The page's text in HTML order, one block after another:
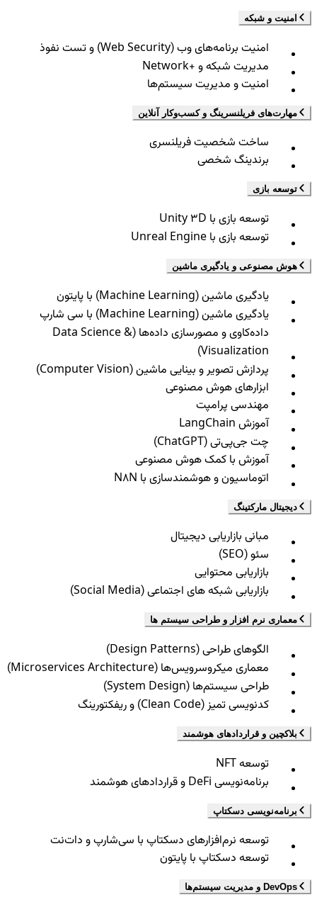
امنیت و شبکه
امنیت برنامه‌های وب (Web Security) و تست نفوذ
مدیریت شبکه و +Network
امنیت و مدیریت سیستم‌ها
مهارت‌های فریلنسرینگ و کسب‌وکار آنلاین
ساخت شخصیت فریلنسری
برندینگ شخصی
توسعه بازی
توسعه بازی با Unity 3D
توسعه بازی با Unreal Engine
هوش مصنوعی و یادگیری ماشین
یادگیری ماشین (Machine Learning) با پایتون
یادگیری ماشین (Machine Learning) با سی شارپ
داده‌کاوی و مصورسازی داده‌ها (Data Science &
Visualization)
پردازش تصویر و بینایی ماشین (Computer Vision)
ابزارهای هوش مصنوعی
مهندسی پرامپت
آموزش LangChain
چت جی‌پی‌تی (ChatGPT)
آموزش با کمک هوش مصنوعی
اتوماسیون و هوشمندسازی با N8N
دیجیتال مارکتینگ
مبانی بازاریابی دیجیتال
سئو (SEO)
بازاریابی محتوایی
بازاریابی شبکه های اجتماعی (Social Media)
معماری نرم افزار و طراحی سیستم ها
الگوهای طراحی (Design Patterns)
معماری میکروسرویس‌ها (Microservices Architecture)
طراحی سیستم‌ها (System Design)
کدنویسی تمیز (Clean Code) و ریفکتورینگ
بلاکچین و قراردادهای هوشمند
توسعه NFT
برنامه‌نویسی DeFi و قراردادهای هوشمند
برنامه‌نویسی دسکتاپ
توسعه نرم‌افزارهای دسکتاپ با سی‌شارپ و دات‌نت
توسعه دسکتاپ با پایتون
DevOps و مدیریت سیستم‌ها